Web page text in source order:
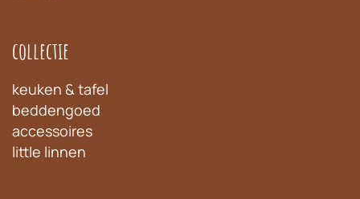
collectie
keuken & tafel
beddengoed
accessoires
little linnen